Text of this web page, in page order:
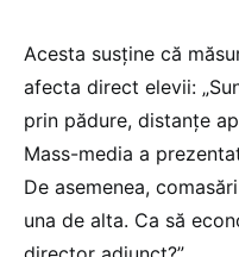
Acesta susține că
afecta direct elevii:
prin pădure, distanțe
Mass-media a
De asemenea,
una de alta. Ca să